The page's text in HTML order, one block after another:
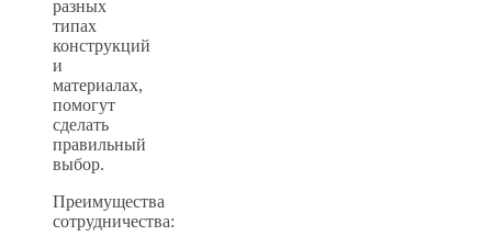
разных
типах
конструкций
и
материалах,
помогут
сделать
правильный
выбор.
Преимущества
сотрудничества: